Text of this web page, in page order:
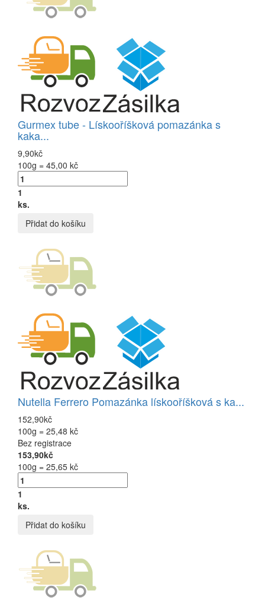
Gurmex tube - Lískooříšková pomazánka s
kaka...
9,90kč
100g = 45,00 kč
1
ks.
Přidat do košíku
Nutella Ferrero Pomazánka lískooříšková s ka...
152,90kč
100g = 25,48 kč
Bez registrace
153,90kč
100g = 25,65 kč
1
ks.
Přidat do košíku